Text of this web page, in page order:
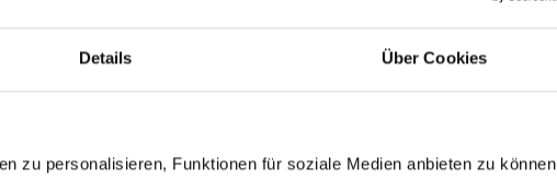
Details Über Cookies
zu personalisieren, Funktionen für soziale Medien anbieten zu können
Diese Batterie kaufen: